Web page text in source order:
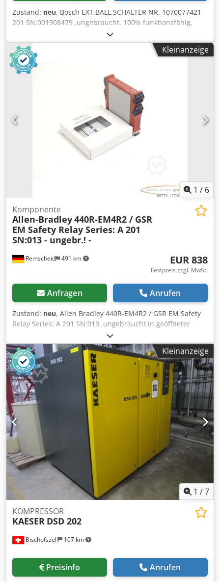
Zustand: neu, Bosch EXT.BALL.SCHALTER NR. 1070077421-
201 SN:001908479 ,ungebraucht, 100% funktionsfähig,
Lieferumfang gem. Fotos Crsdpoi D T U Hsfx Agmjf
Kleinanzeige
1 / 6
Remscheid 491 km
Komponente
Allen-Bradley440R-EM4R2 / GSR
EM Safety Relay Series: A 201
SN:013 - ungebr.! -
EUR 838
Festpreis zzgl. MwSt.
Anfragen Anrufen
Zustand: neu, Allen Bradley 440R-EM4R2 / GSR EM Safety
Relay Series: A 201 SN:013 ,ungebraucht in geöffneter
Originalverpackung, 100% funktionsfähig, Lieferumfang
gem. Fotos Credepf Anxspfx Agmof
Kleinanzeige
1 /7
Bischofszell 107 km
KOMPRESSOR
KAESER DSD 202
Preisinfo Anrufen